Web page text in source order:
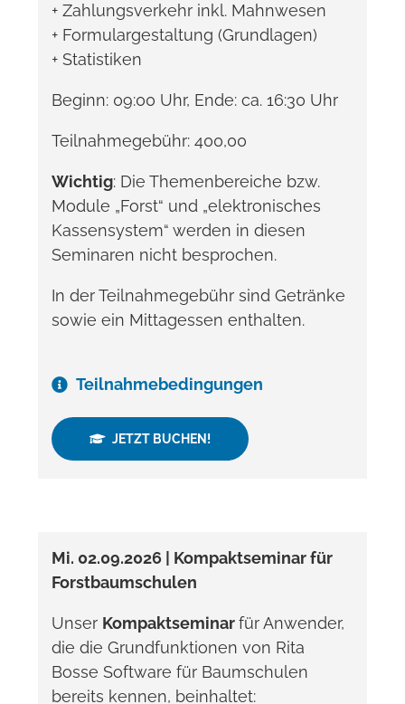
+ Zahlungsverkehr inkl. Mahnwesen
+ Formulargestaltung (Grundlagen)
+ Statistiken
Beginn: 09:00 Uhr, Ende: ca. 16:30 Uhr
Teilnahmegebühr: 400,00
Wichtig: Die Themenbereiche bzw.
Module „Forst“ und „elektronisches
Kassensystem“ werden in diesen
Seminaren nicht besprochen.
In der Teilnahmegebühr sind Getränke
sowie ein Mittagessen enthalten.
Teilnahmebedingungen
JETZT BUCHEN!
Mi. 02.09.2026 | Kompaktseminar für
Forstbaumschulen
Unser Kompaktseminarfür Anwender,
die die Grundfunktionen von Rita
Bosse Software für Baumschulen
bereits kennen, beinhaltet: